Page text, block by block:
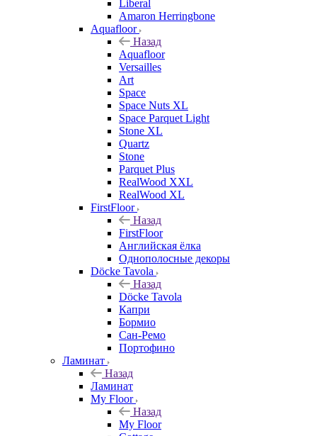
Liberal
Amaron Herringbone
Aquafloor
Назад
Aquafloor
Versailles
Art
Space
Space Nuts XL
Space Parquet Light
Stone XL
Quartz
Stone
Parquet Plus
RealWood XXL
RealWood XL
FirstFloor
Назад
FirstFloor
Английская ёлка
Однополосные декоры
Döcke Tavola
Назад
Döcke Tavola
Капри
Бормио
Сан-Ремо
Портофино
Ламинат
Назад
Ламинат
My Floor
Назад
My Floor